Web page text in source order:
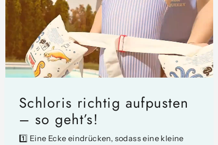
Schloris richtig aufpusten
– so geht’s!
1️⃣ Eine Ecke eindrücken, sodass eine kleine